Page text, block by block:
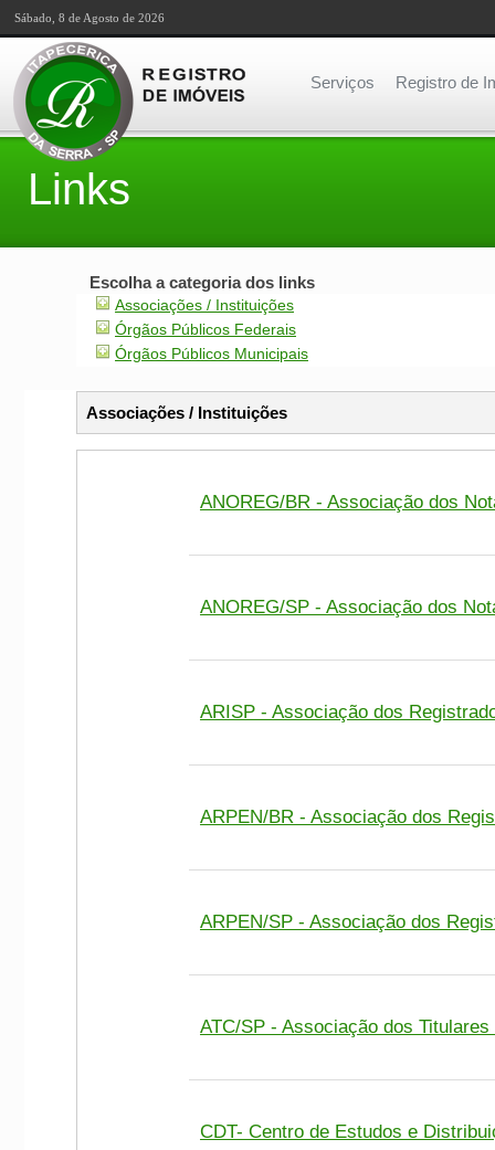
Sábado, 8 de Agosto de 2026
Serviços Registro de
Links
Escolha a categoria dos links
Associações / Instituições
Órgãos Públicos Federais
Órgãos Públicos Municipais
Associações / Instituições
ANOREG/BR - Associação dos
ANOREG/SP - Associação dos
ARISP - Associação dos
ARPEN/BR - Associação dos
ARPEN/SP - Associação dos
ATC/SP - Associação dos
CDT- Centro de Estudos e